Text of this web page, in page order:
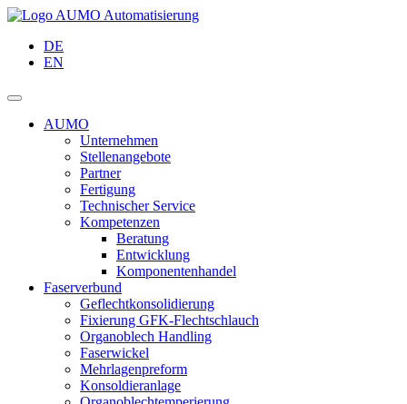
DE
EN
AUMO
Unternehmen
Stellenangebote
Partner
Fertigung
Technischer Service
Kompetenzen
Beratung
Entwicklung
Komponentenhandel
Faserverbund
Geflechtkonsolidierung
Fixierung GFK-Flechtschlauch
Organoblech Handling
Faserwickel
Mehrlagenpreform
Konsoldieranlage